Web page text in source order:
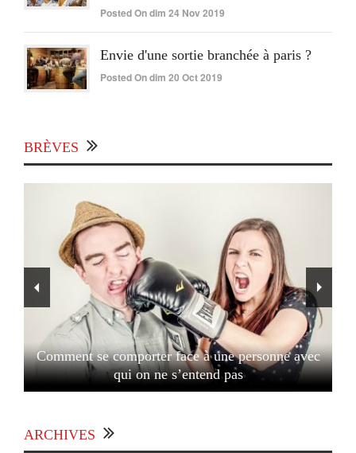
Posted On dim 24 Nov 2019
Envie d'une sortie branchée à paris ?
Posted On dim 20 Oct 2019
BRÈVES
Comment se comporter face à une personne avec
qui on ne s’entend pas
ARCHIVES